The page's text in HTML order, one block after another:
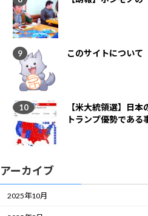
このサイトについて
【米大統領選】日
トランプ優勢であ
アーカイブ
2025年10月